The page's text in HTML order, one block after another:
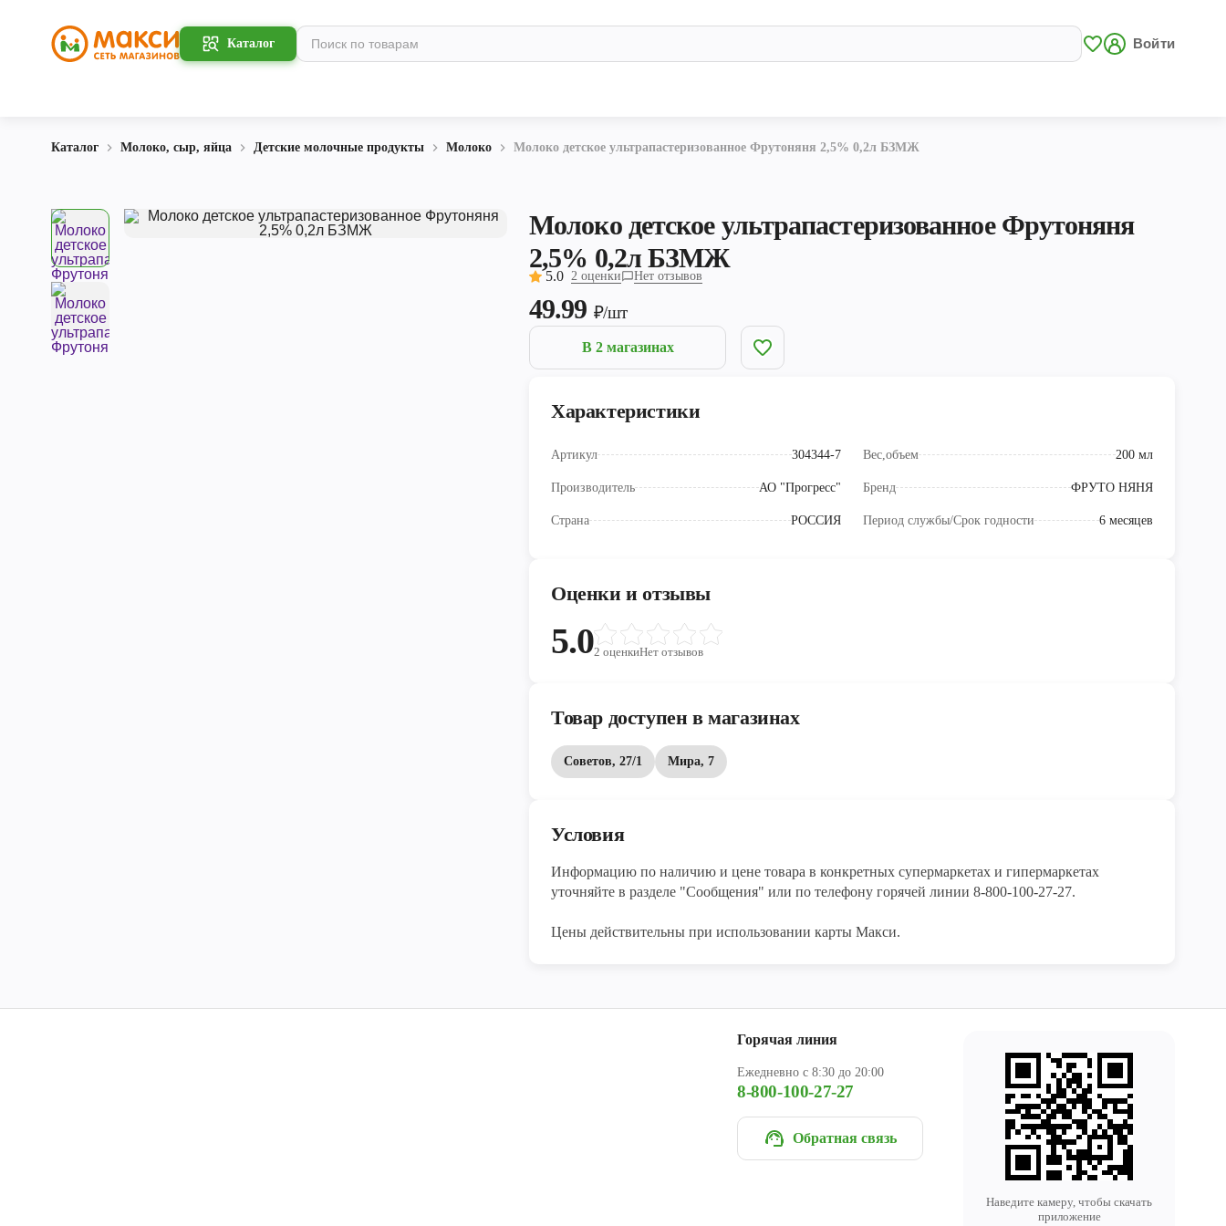
Каталог Войти
Каталог Молоко, сыр, яйца Детские молочные продукты Молоко Молоко детское ультрапастеризованное Фрутоняня 2,5% 0,2л БЗМЖ
Молоко детское ультрапастеризованное Фрутоняня
2,5% 0,2л БЗМЖ
5.0 2 оценки Нет отзывов
49.99 ₽/шт
В 2 магазинах
Характеристики
Артикул 304344-7 Вес,объем 200 мл
Производитель АО "Прогресс" Бренд ФРУТО НЯНЯ
Страна РОССИЯ Период службы/Срок годности 6 месяцев
Оценки и отзывы
5.02 оценкиНет отзывов
Товар доступен в магазинах
Советов, 27/1 Мира, 7
Условия
Информацию по наличию и цене товара в конкретных супермаркетах и гипермаркетах
уточняйте в разделе "Сообщения" или по телефону горячей линии 8-800-100-27-27.
Цены действительны при использовании карты Макси.
Горячая линия
Ежедневно с 8:30 до 20:00
8-800-100-27-27
Обратная связь
Наведите камеру, чтобы скачать
приложение